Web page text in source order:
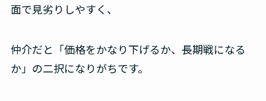
面で見劣りしやすく、
仲介だと「価格をかなり下げるか、長期戦になる
か」の二択になりがちです。